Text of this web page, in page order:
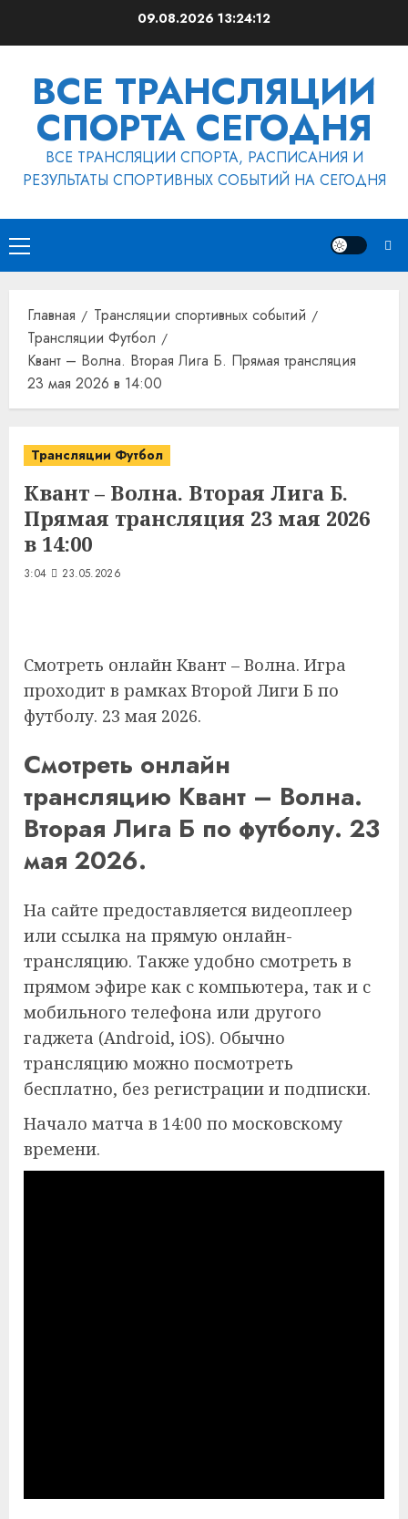
09.08.2026 13:24:12
ВСЕ ТРАНСЛЯЦИИ
СПОРТА СЕГОДНЯ
ВСЕ ТРАНСЛЯЦИИ СПОРТА, РАСПИСАНИЯ И
РЕЗУЛЬТАТЫ СПОРТИВНЫХ СОБЫТИЙ НА СЕГОДНЯ
Основное
меню
Главная
Трансляции спортивных событий
Трансляции Футбол
Квант – Волна. Вторая Лига Б. Прямая трансляция
23 мая 2026 в 14:00
Трансляции Футбол
Квант – Волна. Вторая Лига Б.
Прямая трансляция 23 мая 2026
в 14:00
3:04 23.05.2026
Смотреть онлайн Квант – Волна. Игра
проходит в рамках Второй Лиги Б по
футболу. 23 мая 2026.
Смотреть онлайн
трансляцию Квант – Волна.
Вторая Лига Б по футболу. 23
мая 2026.
На сайте предоставляется видеоплеер
или ссылка на прямую онлайн-
трансляцию. Также удобно смотреть в
прямом эфире как с компьютера, так и с
мобильного телефона или другого
гаджета (Android, iOS). Обычно
трансляцию можно посмотреть
бесплатно, без регистрации и подписки.
Начало матча в 14:00 по московскому
времени.